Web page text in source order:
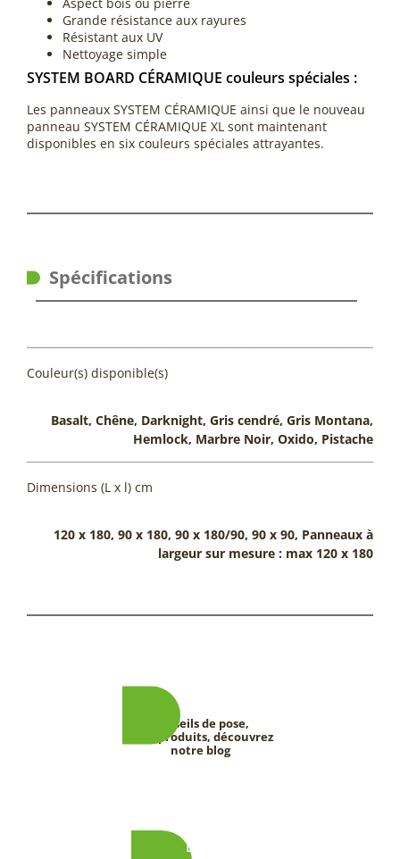
Grande résistance aux rayures
Résistant aux UV
Nettoyage simple
SYSTEM BOARD CÉRAMIQUE couleurs spéciales :
Les panneaux SYSTEM CÉRAMIQUE ainsi que le nouveau
panneau SYSTEM CÉRAMIQUE XL sont maintenant
disponibles en six couleurs spéciales attrayantes.
Spécifications
Couleur(s) disponible(s)
Basalt, Chêne, Darknight, Gris cendré, Gris Montana,
Hemlock, Marbre Noir, Oxido, Pistache
Dimensions (L x l) cm
120 x 180, 90 x 180, 90 x 180/90, 90 x 90, Panneaux à
largeur sur mesure : max 120 x 180
Conseils de pose,
tests produits, découvrez
notre blog